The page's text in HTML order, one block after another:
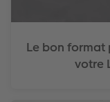
Le bon format
votre